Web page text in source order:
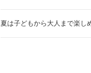
夏は子どもから大人まで楽し